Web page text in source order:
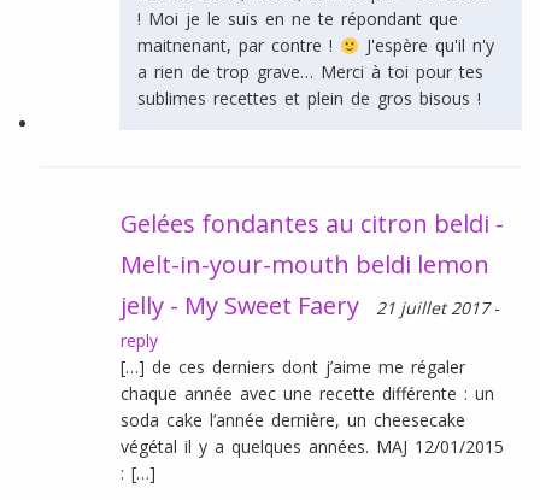
! Moi je le suis en ne te répondant que
maitnenant, par contre !
J'espère qu'il n'y
a rien de trop grave… Merci à toi pour tes
sublimes recettes et plein de gros bisous !
Gelées fondantes au citron beldi -
Melt-in-your-mouth beldi lemon
jelly - My Sweet Faery
21 juillet 2017 -
reply
[…] de ces derniers dont j’aime me régaler
chaque année avec une recette différente : un
soda cake l’année dernière, un cheesecake
végétal il y a quelques années. MAJ 12/01/2015
: […]